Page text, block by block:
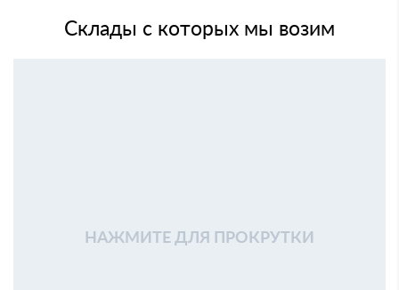
Склады с которых мы возим
НАЖМИТЕ ДЛЯ ПРОКРУТКИ